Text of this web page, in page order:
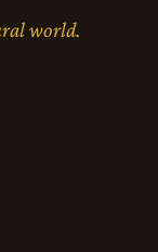
world.